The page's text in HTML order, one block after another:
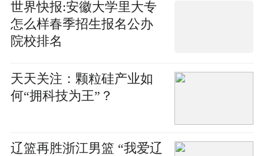
世界快报:安徽大学里大专
怎么样春季招生报名公办
院校排名
天天关注：颗粒硅产业如
何“拥科技为王”？
辽篮再胜浙江男篮 “我爱辽